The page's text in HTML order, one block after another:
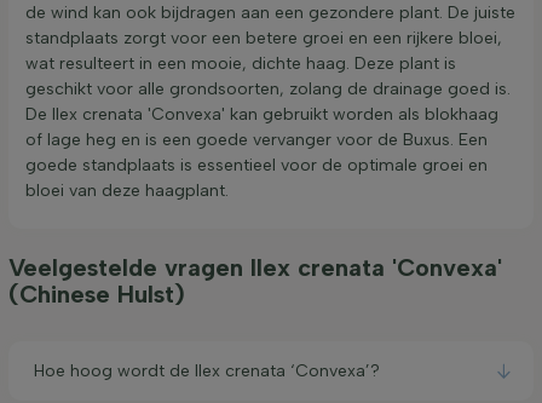
de wind kan ook bijdragen aan een gezondere plant. De juiste
standplaats zorgt voor een betere groei en een rijkere bloei,
wat resulteert in een mooie, dichte haag. Deze plant is
geschikt voor alle grondsoorten, zolang de drainage goed is.
De Ilex crenata 'Convexa' kan gebruikt worden als blokhaag
of lage heg en is een goede vervanger voor de Buxus. Een
goede standplaats is essentieel voor de optimale groei en
bloei van deze haagplant.
Veelgestelde vragen Ilex crenata 'Convexa'
(Chinese Hulst)
Hoe hoog wordt de Ilex crenata ‘Convexa’?